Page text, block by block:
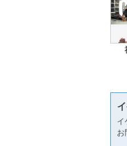
イ
お